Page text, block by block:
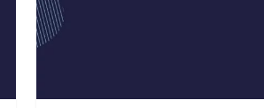
en
cartes